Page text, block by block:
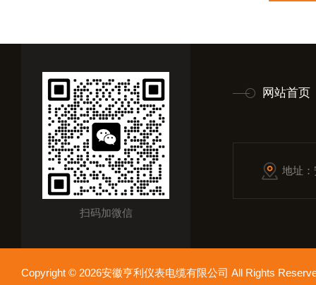
扫码加微信
网站首页
地址
Copyright © 2026安徽亨利仪表电缆有限公司 All Rights